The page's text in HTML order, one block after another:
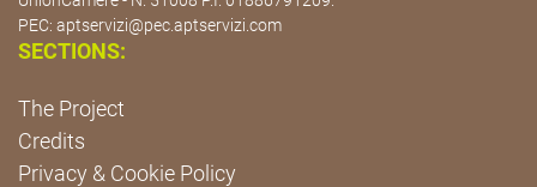
PEC: aptservizi@pec.aptservizi.com
SECTIONS:
The Project
Credits
Privacy & Cookie Policy